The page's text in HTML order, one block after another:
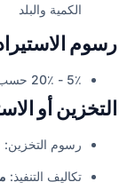
الكمية والبلد
رسوم
5٪ - 20٪ حسب موقعك
التخزين أو
رسوم التخزين:
تكاليف التنفيذ: من